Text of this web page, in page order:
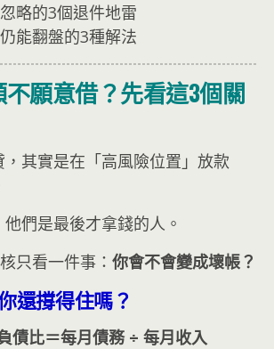
略的3個退件地雷
能翻盤的3種解法
願意借？先看這3個關
其實是在「高風險位置」放款
們是最後才拿錢的人。
只看一件事： 你會不會變成壞帳？
還撐得住嗎？
債比＝每月債務 ÷ 每月收入